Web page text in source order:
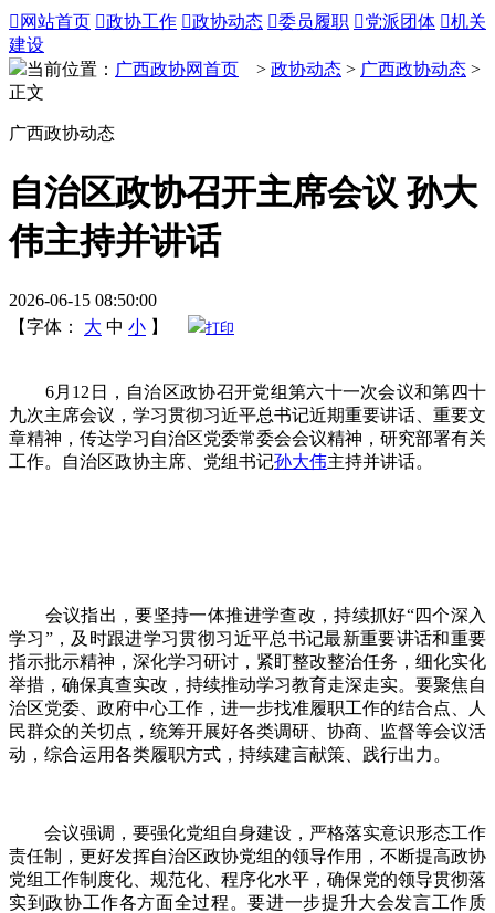
 网站首页 政协工作 政协动态 委员履职 党派团体 机关
建设
当前位置： 广西政协网首页 > 政协动态 > 广西政协动态 >
正文
广西政协动态
自治区政协召开主席会议 孙大
伟主持并讲话
2026-06-15 08:50:00
【字体：
大 中 小 】 打印
6月12日，自治区政协召开党组第六十一次会议和第四十
九次主席会议，学习贯彻习近平总书记近期重要讲话、重要文
章精神，传达学习自治区党委常委会会议精神，研究部署有关
工作。自治区政协主席、党组书记孙大伟主持并讲话。
会议指出，要坚持一体推进学查改，持续抓好“四个深入
学习”，及时跟进学习贯彻习近平总书记最新重要讲话和重要
指示批示精神，深化学习研讨，紧盯整改整治任务，细化实化
举措，确保真查实改，持续推动学习教育走深走实。要聚焦自
治区党委、政府中心工作，进一步找准履职工作的结合点、人
民群众的关切点，统筹开展好各类调研、协商、监督等会议活
动，综合运用各类履职方式，持续建言献策、践行出力。
会议强调，要强化党组自身建设，严格落实意识形态工作
责任制，更好发挥自治区政协党组的领导作用，不断提高政协
党组工作制度化、规范化、程序化水平，确保党的领导贯彻落
实到政协工作各方面全过程。要进一步提升大会发言工作质